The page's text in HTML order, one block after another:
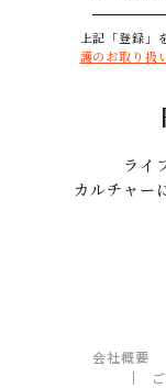
上記「登録」
護のお取り扱
ライ
カルチャー
会社概要